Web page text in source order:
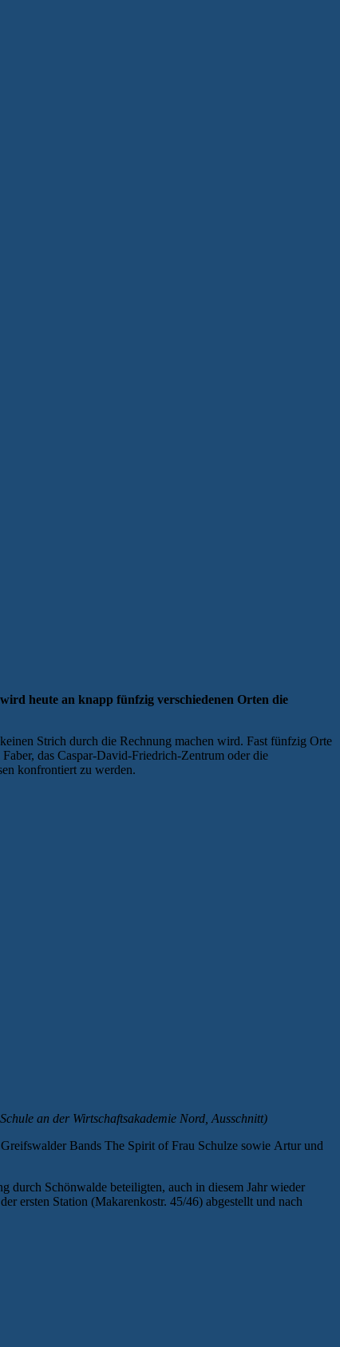
heute an knapp fünfzig verschiedenen Orten die
Strich durch die Rechnung machen wird. Fast fünfzig Orte
das Caspar-David-Friedrich-Zentrum oder die
konfrontiert zu werden.
an der Wirtschaftsakademie Nord, Ausschnitt)
Bands The Spirit of Frau Schulze sowie Artur und
durch Schönwalde beteiligten, auch in diesem Jahr wieder
ersten Station (Makarenkostr. 45/46) abgestellt und nach